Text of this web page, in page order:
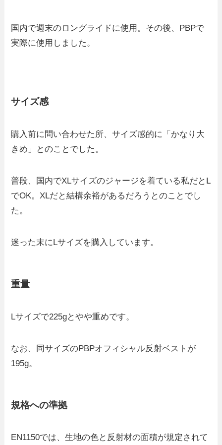
国内で週末のロングライドに使用。その後、PBPで
実際に使用しました。
サイズ感
購入前に問い合わせた所、サイズ感的に「かなり大
きめ」とのことでした。
普段、国内でXLサイズのジャージを着ている私だとL
でOK。XLだと結構余裕があるだろうとのことでし
た。
迷った末にLサイズを購入しています。
重量
Lサイズで225gとやや重めです。
なお、同サイズのPBPオフィシャル反射ベストが
195g。
規格への準拠
EN1150では、生地の色と反射材の面積が規定されて